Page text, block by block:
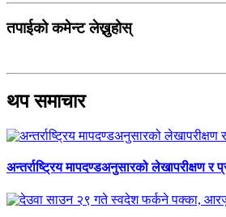
तपाईको कमेन्ट लेख्नुहोस्
थप समाचार
अन्तर्राष्ट्रिय मापदण्डअनुसारको लेखापरीक्षण